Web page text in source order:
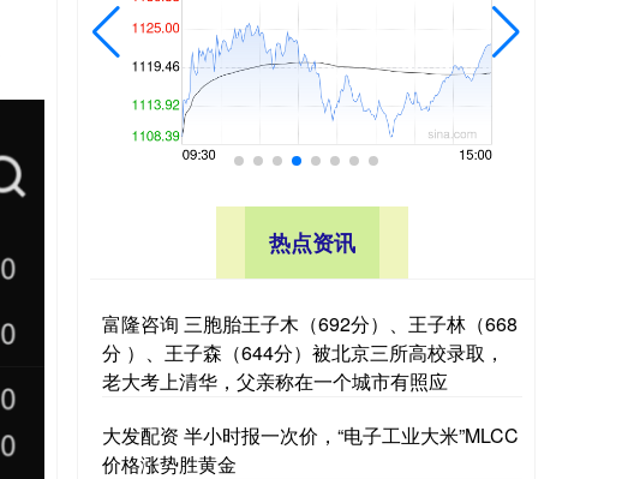
热点资讯
富隆咨询 三胞胎王子木（692分）、王子林（668
分 ）、王子森（644分）被北京三所高校录取，
老大考上清华，父亲称在一个城市有照应
大发配资 半小时报一次价，“电子工业大米”MLCC
价格涨势胜黄金